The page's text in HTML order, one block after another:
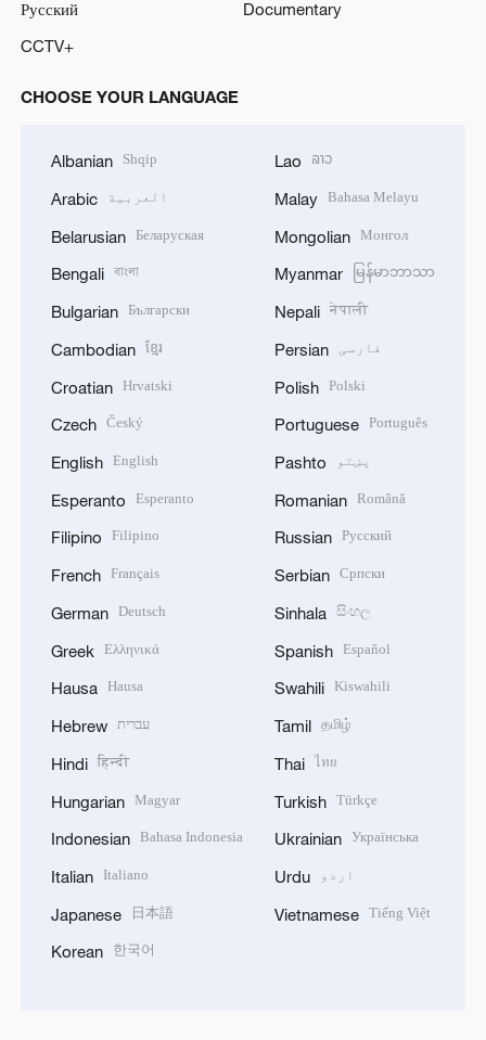
Русский
Documentary
CCTV+
CHOOSE YOUR LANGUAGE
Albanian Shqip
Arabic العربية
Belarusian Беларуская
Bengali বাংলা
Bulgarian Български
Cambodian ខ្មែរ
Croatian Hrvatski
Czech Český
English English
Esperanto Esperanto
Filipino Filipino
French Français
German Deutsch
Greek Ελληνικά
Hausa Hausa
Hebrew עברית
Hindi हिन्दी
Hungarian Magyar
Indonesian Bahasa Indonesia
Italian Italiano
Japanese 日本語
Korean 한국어
Lao ລາວ
Malay Bahasa Melayu
Mongolian Монгол
Myanmar မြန်မာဘာသာ
Nepali नेपाली
Persian فارسی
Polish Polski
Portuguese Português
Pashto پښتو
Romanian Română
Russian Русский
Serbian Српски
Sinhala සිංහල
Spanish Español
Swahili Kiswahili
Tamil தமிழ்
Thai ไทย
Turkish Türkçe
Ukrainian Українська
Urdu اردو
Vietnamese Tiếng Việt